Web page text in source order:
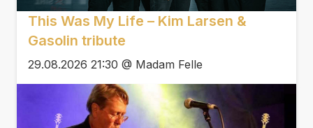
This Was My Life – Kim Larsen &
Gasolin tribute
29.08.2026 21:30 @ Madam Felle